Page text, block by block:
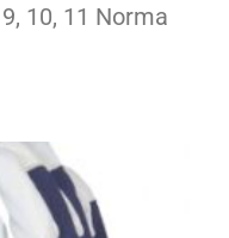
10, 11 Norma